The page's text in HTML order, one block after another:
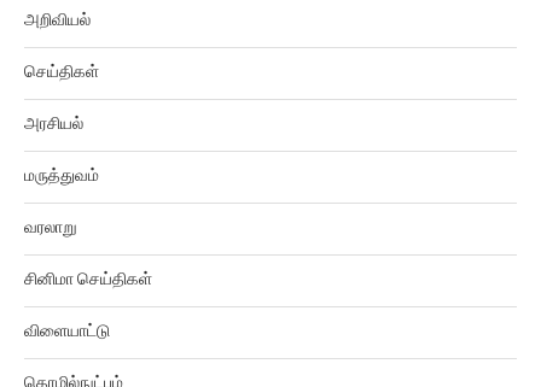
அறிவியல்
செய்திகள்
அரசியல்
மருத்துவம்
வரலாறு
சினிமா செய்திகள்
விளையாட்டு
தொழில்நுட்பம்